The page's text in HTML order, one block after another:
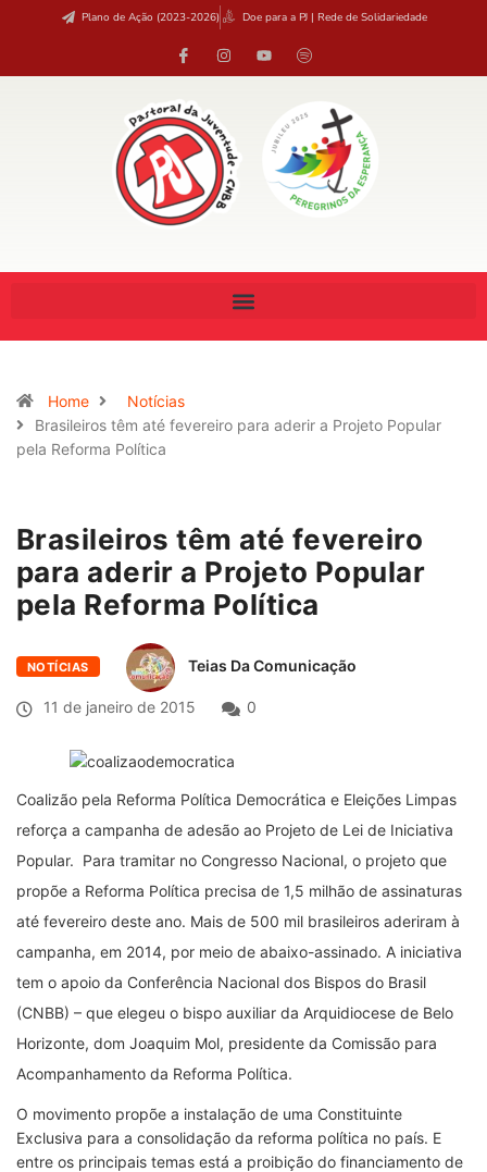
Plano de Ação (2023-2026) Doe para a PJ | Rede de Solidariedade
Home
Notícias
Brasileiros têm até fevereiro para aderir a Projeto Popular
pela Reforma Política
Brasileiros têm até fevereiro
para aderir a Projeto Popular
pela Reforma Política
NOTÍCIAS Teias Da Comunicação
11 de janeiro de 2015 0
Coalizão pela Reforma Política Democrática e Eleições Limpas
reforça a campanha de adesão ao Projeto de Lei de Iniciativa
Popular. Para tramitar no Congresso Nacional, o projeto que
propõe a Reforma Política precisa de 1,5 milhão de assinaturas
até fevereiro deste ano. Mais de 500 mil brasileiros aderiram à
campanha, em 2014, por meio de abaixo-assinado. A iniciativa
tem o apoio da Conferência Nacional dos Bispos do Brasil
(CNBB) – que elegeu o bispo auxiliar da Arquidiocese de Belo
Horizonte, dom Joaquim Mol, presidente da Comissão para
Acompanhamento da Reforma Política.
O movimento propõe a instalação de uma Constituinte
Exclusiva para a consolidação da reforma política no país. E
entre os principais temas está a proibição do financiamento de